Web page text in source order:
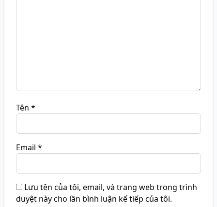
Tên *
Email *
Lưu tên của tôi, email, và trang web trong trình
duyệt này cho lần bình luận kế tiếp của tôi.